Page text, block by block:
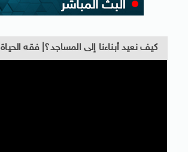
كيف نعيد أبناءنا إلى المساجد؟| فقه الحياة